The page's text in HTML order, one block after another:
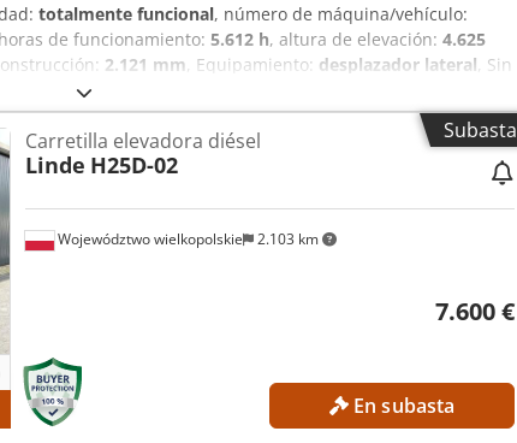
totalmente funcional, número de máquina/vehículo:
de funcionamiento: 5.612 h, altura de elevación: 4.625
2.121 mm, Equipamiento: desplazador lateral, Sin
oferta más alto! DETALLES TÉCNICOS Altura de elevación:
libre: 1.500 mm DETALLES DE LA MÁQUINA Tipo de
Agderf Voltaje de la batería: 48 V Capacidad de la
funcionamiento: 5.612 h EQUIPAMIENTO Cabina Batería
externa: SL11370SP
Subasta
Województwo wielkopolskie 2.103 km
Carretilla elevadora diésel
Linde H25D-02
7.600 €
En subasta